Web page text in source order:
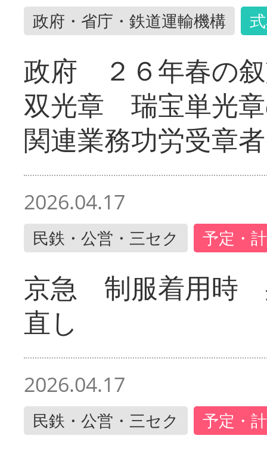
政府・省庁・鉄道運輸機構
政府 ２６年春の
双光章 瑞宝単光
関連業務功労受章者
2026.04.17
民鉄・公営・三セク 予定・
京急 制服着用時
直し
2026.04.17
民鉄・公営・三セク 予定・